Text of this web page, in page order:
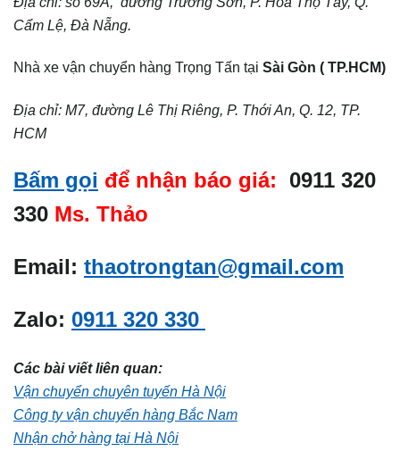
Cẩm Lệ, Đà Nẵng.
Nhà xe vận chuyển hàng Trọng Tấn tại Sài Gòn ( TP.HCM)
Địa chỉ: M7, đường Lê Thị Riêng, P. Thới An, Q. 12, TP.
HCM
Bấm gọi để nhận báo giá: 0911 320
330 Ms. Thảo
Email: thaotrongtan@gmail.com
Zalo: 0911 320 330
Các bài viết liên quan:
Vận chuyển chuyên tuyến Hà Nội
Công ty vận chuyển hàng Bắc Nam
Nhận chở hàng tại Hà Nội